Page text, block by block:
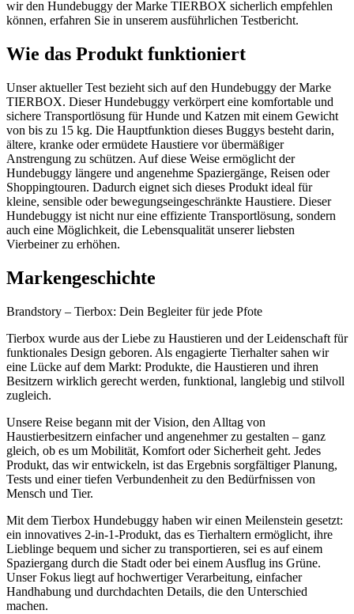
wir den Hundebuggy der Marke TIERBOX sicherlich empfehlen
können, erfahren Sie in unserem ausführlichen Testbericht.
Wie das Produkt funktioniert
Unser aktueller Test bezieht sich auf den Hundebuggy der Marke
TIERBOX. Dieser Hundebuggy verkörpert eine komfortable und
sichere Transportlösung für Hunde und Katzen mit einem Gewicht
von bis zu 15 kg. Die Hauptfunktion dieses Buggys besteht darin,
ältere, kranke oder ermüdete Haustiere vor übermäßiger
Anstrengung zu schützen. Auf diese Weise ermöglicht der
Hundebuggy längere und angenehme Spaziergänge, Reisen oder
Shoppingtouren. Dadurch eignet sich dieses Produkt ideal für
kleine, sensible oder bewegungseingeschränkte Haustiere. Dieser
Hundebuggy ist nicht nur eine effiziente Transportlösung, sondern
auch eine Möglichkeit, die Lebensqualität unserer liebsten
Vierbeiner zu erhöhen.
Markengeschichte
Brandstory – Tierbox: Dein Begleiter für jede Pfote
Tierbox wurde aus der Liebe zu Haustieren und der Leidenschaft für
funktionales Design geboren. Als engagierte Tierhalter sahen wir
eine Lücke auf dem Markt: Produkte, die Haustieren und ihren
Besitzern wirklich gerecht werden, funktional, langlebig und stilvoll
zugleich.
Unsere Reise begann mit der Vision, den Alltag von
Haustierbesitzern einfacher und angenehmer zu gestalten – ganz
gleich, ob es um Mobilität, Komfort oder Sicherheit geht. Jedes
Produkt, das wir entwickeln, ist das Ergebnis sorgfältiger Planung,
Tests und einer tiefen Verbundenheit zu den Bedürfnissen von
Mensch und Tier.
Mit dem Tierbox Hundebuggy haben wir einen Meilenstein gesetzt:
ein innovatives 2-in-1-Produkt, das es Tierhaltern ermöglicht, ihre
Lieblinge bequem und sicher zu transportieren, sei es auf einem
Spaziergang durch die Stadt oder bei einem Ausflug ins Grüne.
Unser Fokus liegt auf hochwertiger Verarbeitung, einfacher
Handhabung und durchdachten Details, die den Unterschied
machen.